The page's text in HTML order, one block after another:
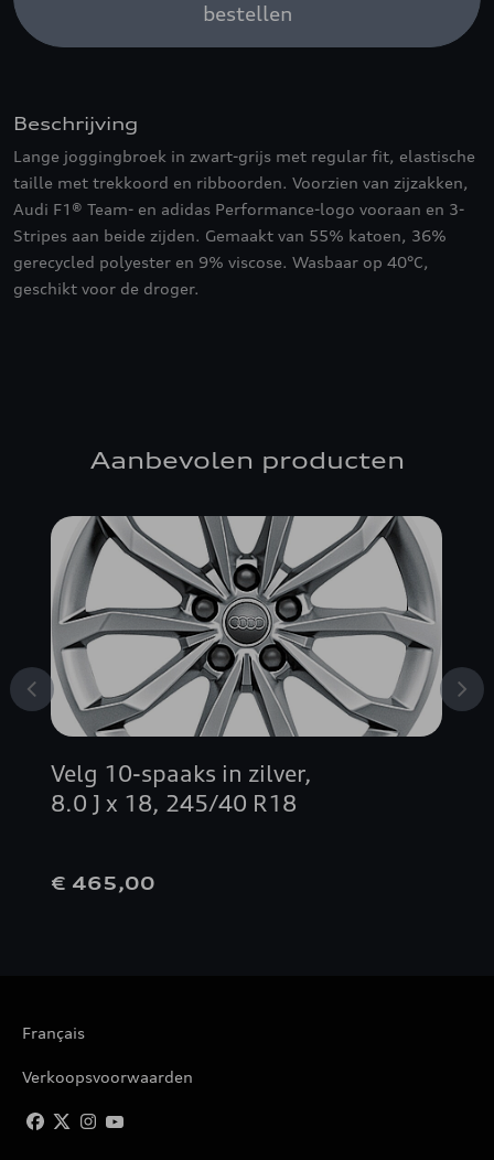
bestellen
Beschrijving
Lange joggingbroek in zwart-grijs met regular fit, elastische
taille met trekkoord en ribboorden. Voorzien van zijzakken,
Audi F1® Team- en adidas Performance-logo vooraan en 3-
Stripes aan beide zijden. Gemaakt van 55% katoen, 36%
gerecycled polyester en 9% viscose. Wasbaar op 40°C,
geschikt voor de droger.
Aanbevolen producten
Velg 10-spaaks in zilver,
8.0 J x 18, 245/40 R18
€ 465,00
Français
Verkoopsvoorwaarden